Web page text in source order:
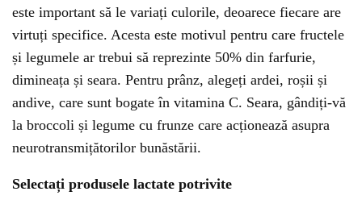
este important să le variați culorile, deoarece fiecare are
virtuți specifice. Acesta este motivul pentru care fructele
și legumele ar trebui să reprezinte 50% din farfurie,
dimineața și seara. Pentru prânz, alegeți ardei, roșii și
andive, care sunt bogate în vitamina C. Seara, gândiți-vă
la broccoli și legume cu frunze care acționează asupra
neurotransmițătorilor bunăstării.
Selectați produsele lactate potrivite